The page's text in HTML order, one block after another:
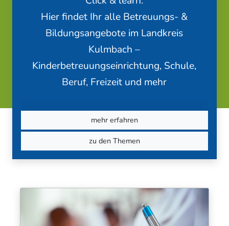
Hier findet Ihr alle Betreuungs- &
Bildungsangebote im Landkreis
Kulmbach –
Kinderbetreuungseinrichtung, Schule,
Beruf, Freizeit und mehr
mehr erfahren
zu den Themen